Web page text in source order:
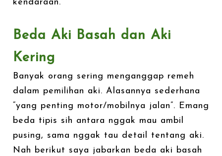
kendaraan.
Beda Aki Basah dan Aki
Kering
Banyak orang sering menganggap remeh
dalam pemilihan aki. Alasannya sederhana
“yang penting motor/mobilnya jalan”. Emang
beda tipis sih antara nggak mau ambil
pusing, sama nggak tau detail tentang aki.
Nah berikut saya jabarkan beda aki basah